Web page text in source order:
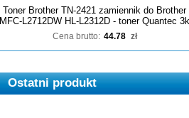
Toner Brother TN-2421 zamiennik do Brother
MFC-L2712DW HL-L2312D - toner Quantec 3k
Cena brutto: 44.78 zł
Ostatni produkt